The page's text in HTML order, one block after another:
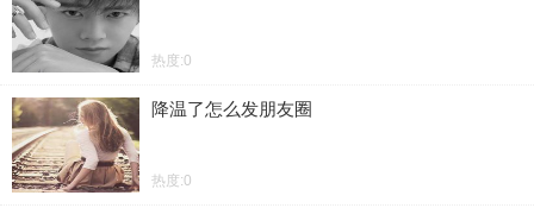
热度:0
降温了怎么发朋友圈
热度:0